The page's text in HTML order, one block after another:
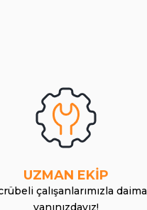
UZMAN EKİP
çalışanlarımızla daima
yanınızdayız!